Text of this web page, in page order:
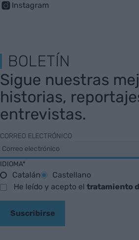
Instagram
BOLETÍN
Sigue nuestras
historias,
entrevistas.
CORREO ELECTRÓNICO
IDIOMA*
Catalán
Castellano
He leído y acepto el tratamiento
Suscribirse